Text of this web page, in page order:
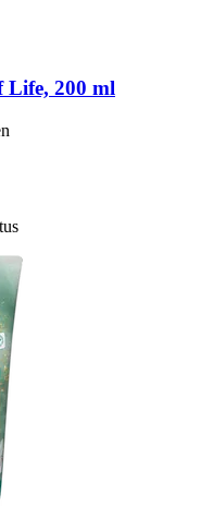
Life, 200 ml